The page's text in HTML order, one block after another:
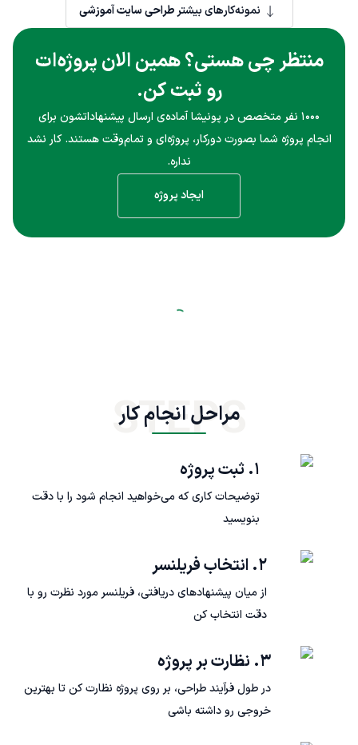
نمونه‌کارهای بیشتر طراحی سایت آموزشی
منتظر چی هستی؟ همین الان پروژه‌ات
رو ثبت کن.
۱۰۰۰ نفر متخصص در پونیشا آماده‌ی ارسال پیشنهاداتشون برای
انجام پروژه شما بصورت دورکار، پروژه‌ای و تمام‌وقت هستند. کار نشد
نداره.
ایجاد پروژه
مراحل انجام کار
STEPS
۱. ثبت پروژه
توضیحات کاری که می‌خواهید انجام شود را با دقت
بنویسید
۲. انتخاب فریلنسر
از میان پیشنهادهای دریافتی، فریلنسر مورد نظرت رو با
دقت انتخاب کن
۳. نظارت بر پروژه
در طول فرآیند طراحی، بر روی پروژه نظارت کن تا بهترین
خروجی رو داشته باشی